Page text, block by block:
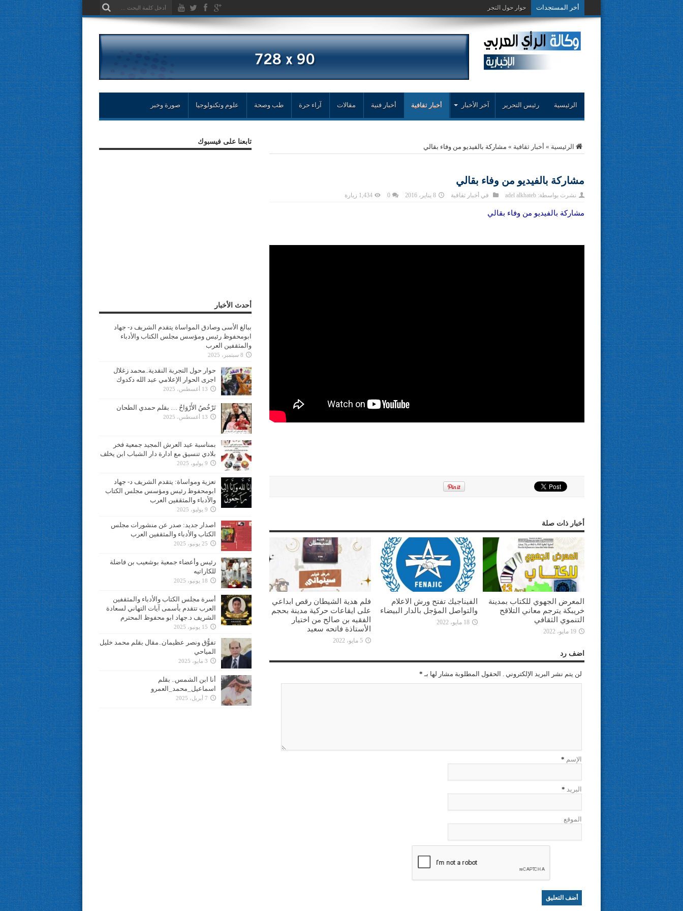
أخر المستجدات حوار حول التجربة النقدية..محمد زغ
الرئيسية رئيس التحرير آخر الأخبار أخبار ثقافية أخبار فنية مقالات آراء حرة طب وصحة علوم وتكنولوجيا صورة وخبر
الرئيسية » أخبار ثقافية » مشاركة بالفيديو من وفاء بقالي
مشاركة بالفيديو من وفاء بقالي
نشرت بواسطة:adel alkhateb في أخبار ثقافية 8 يناير، 2016 0 1,434 زيارة
مشاركة بالفيديو من وفاء بقالي
أخبار ذات صلة
المعرض الجهوي للكتاب بمدينة
خريبكة يترجم معاني التلاقح
التنموي الثقافي
19 مايو، 2022
الفيناجيك تفتح ورش الاعلام
والتواصل المؤجل بالدار البيضاء
18 مايو، 2022
فلم هدية الشيطان رقص ابداعي
على ايقاعات حركية مدينة بحجم
الفقيه بن صالح من اختيار
الأستاذة فاتحه سعيد
5 مايو، 2022
اضف رد
لن يتم نشر البريد الإلكتروني . الحقول المطلوبة مشار لها بـ *
الإسم *
البريد *
الموقع
تابعنا على فيسبوك
أحدث الأخبار
ببالغ الأسى وصادق المواساة يتقدم الشريف د- جهاد
ابومحفوظ رئيس ومؤسس مجلس الكتاب والأدباء
والمثقفين العرب
8 سبتمبر، 2025
حوار حول التجربة النقدية..محمد زغلال
اجرى الحوار الإعلامي عبد الله دكدوك
13 أغسطس، 2025
تَرْخُصُ الأَرْوَاحُ … بقلم حمدي الطحان
13 أغسطس، 2025
بمناسبة عيد العرش المجيد جمعية فخر
بلادي تنسيق مع ادارة دار الشباب ابن يخلف
9 يوليو، 2025
تعزية ومواساة: يتقدم الشريف د- جهاد
ابومحفوظ رئيس ومؤسس مجلس الكتاب
والأدباء والمثقفين العرب
9 يوليو، 2025
اصدار جديد: صدر عن منشورات مجلس
الكتاب والأدباء والمثقفين العرب
25 يونيو، 2025
رئيس وأعضاء جمعية بوشعيب بن فاضلة
للكاراتيه
18 يونيو، 2025
أسرة مجلس الكتاب والأدباء والمثقفين
العرب تتقدم بأسمى آيات التهاني لسعادة
الشريف د.جهاد ابو محفوظ المحترم
15 يونيو، 2025
تفوُّق ونصر عظيمان..مقال بقلم محمد خليل
المياحي
3 مايو، 2025
أنا ابن الشمس.. بقلم
اسماعيل_محمد_العمرو
7 أبريل، 2025